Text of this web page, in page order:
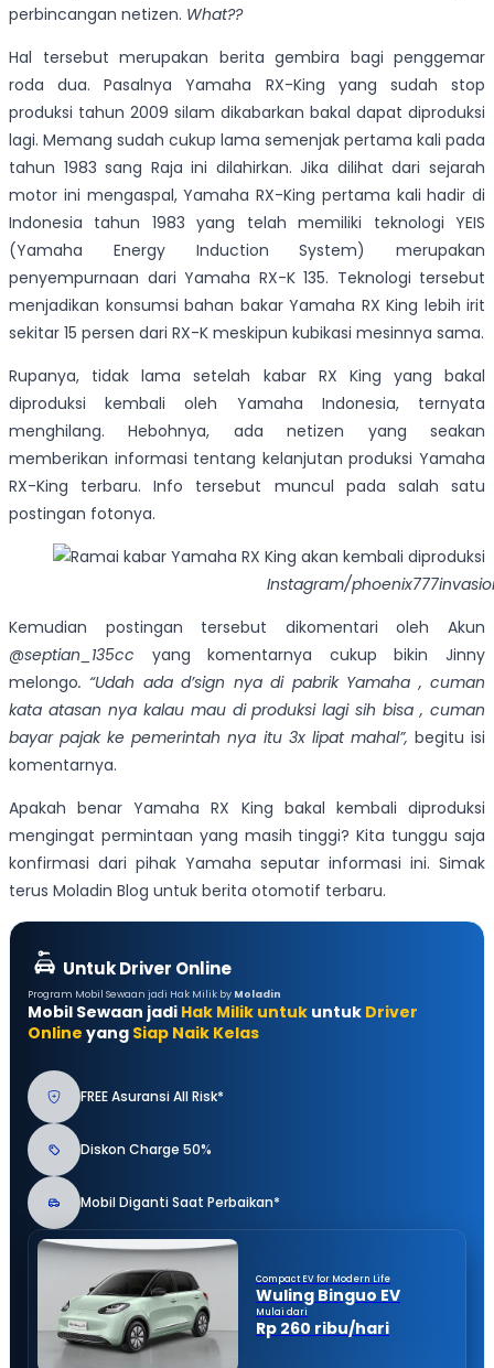
perbincangan netizen. What??
Hal tersebut merupakan berita gembira bagi penggemar
roda dua. Pasalnya Yamaha RX-King yang sudah stop
produksi tahun 2009 silam dikabarkan bakal dapat diproduksi
lagi. Memang sudah cukup lama semenjak pertama kali pada
tahun 1983 sang Raja ini dilahirkan. Jika dilihat dari sejarah
motor ini mengaspal, Yamaha RX-King pertama kali hadir di
Indonesia tahun 1983 yang telah memiliki teknologi YEIS
(Yamaha Energy Induction System) merupakan
penyempurnaan dari Yamaha RX-K 135. Teknologi tersebut
menjadikan konsumsi bahan bakar Yamaha RX King lebih irit
sekitar 15 persen dari RX-K meskipun kubikasi mesinnya sama.
Rupanya, tidak lama setelah kabar RX King yang bakal
diproduksi kembali oleh Yamaha Indonesia, ternyata
menghilang. Hebohnya, ada netizen yang seakan
memberikan informasi tentang kelanjutan produksi Yamaha
RX-King terbaru. Info tersebut muncul pada salah satu
postingan fotonya.
Instagram/
Kemudian postingan tersebut dikomentari oleh Akun
@septian_135cc yang komentarnya cukup bikin Jinny
melongo. “Udah ada d’sign nya di pabrik Yamaha , cuman
kata atasan nya kalau mau di produksi lagi sih bisa , cuman
bayar pajak ke pemerintah nya itu 3x lipat mahal”, begitu isi
komentarnya.
Apakah benar Yamaha RX King bakal kembali diproduksi
mengingat permintaan yang masih tinggi? Kita tunggu saja
konfirmasi dari pihak Yamaha seputar informasi ini. Simak
terus Moladin Blog untuk berita otomotif terbaru.
Untuk Driver Online
Program Mobil Sewaan jadi Hak Milik by Moladin
Mobil Sewaan jadi Hak Milik untuk untuk Driver
Online yang Siap Naik Kelas
FREE Asuransi All Risk*
Diskon Charge 50%
Mobil Diganti Saat Perbaikan*
Compact EV for Modern Life
Wuling Binguo EV
Mulai dari
Rp 260 ribu/hari